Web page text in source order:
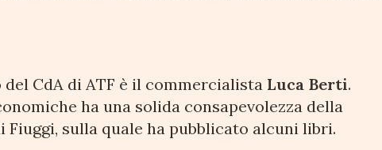
CdA di ATF è il commercialista Luca Berti.
ha una solida consapevolezza della
sulla quale ha pubblicato alcuni libri.